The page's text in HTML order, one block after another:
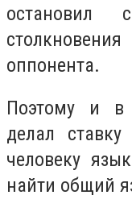
остановил
оппонента.
Поэтому и в
делал
человеку
найти общий